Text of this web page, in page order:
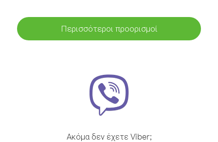
Περισσότεροι προορισμοί
Ακόμα δεν έχετε Viber;